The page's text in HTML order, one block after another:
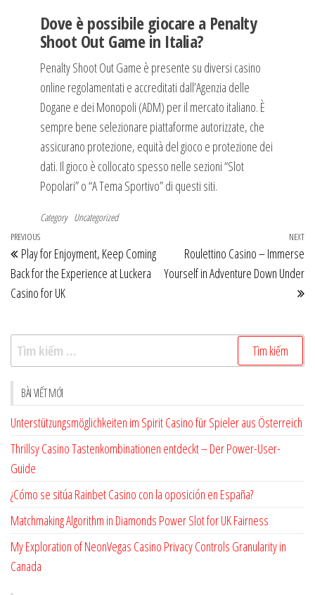
Dove è possibile giocare a Penalty
Shoot Out Game in Italia?
Penalty Shoot Out Game è presente su diversi casino
online regolamentati e accreditati dall’Agenzia delle
Dogane e dei Monopoli (ADM) per il mercato italiano. È
sempre bene selezionare piattaforme autorizzate, che
assicurano protezione, equità del gioco e protezione dei
dati. Il gioco è collocato spesso nelle sezioni “Slot
Popolari” o “A Tema Sportivo” di questi siti.
Category Uncategorized
Điều
hướng
bài
Previous
Post
PREVIOUS
Play for Enjoyment, Keep Coming
Back for the Experience at Luckera
Casino for UK
NEXT
Roulettino Casino – Immerse
Yourself in Adventure Down Under
Tìm
kiếm
cho:
BÀI VIẾT MỚI
Unterstützungsmöglichkeiten im Spirit Casino für Spieler aus Österreich
Thrillsy Casino Tastenkombinationen entdeckt – Der Power-User-
Guide
¿Cómo se sitúa Rainbet Casino con la oposición en España?
Matchmaking Algorithm in Diamonds Power Slot for UK Fairness
My Exploration of NeonVegas Casino Privacy Controls Granularity in
Canada